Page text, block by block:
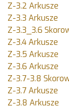
Z-3.2 Arkusze
Z-3.3 Arkusze
Z-3.3_3.6
Z-3.4 Arkusze
Z-3.5 Arkusze
Z-3.6 Arkusze
Z-3.7-3.8
Z-3.7 Arkusze
Z-3.8 Arkusze